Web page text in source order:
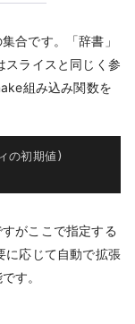
合です。「辞書」
スライスと同じく参
組み込み関数を
の初期値)
がここで指定する
に応じて自動で拡張
す。